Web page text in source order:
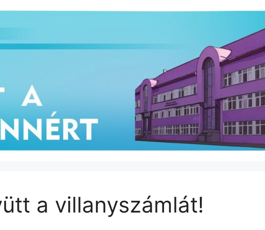
a villanyszámlát!